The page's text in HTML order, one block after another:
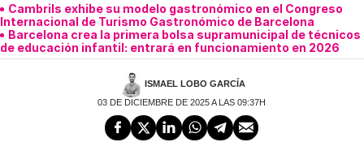
Cambrils exhibe su modelo gastronómico en el Congreso
Internacional de Turismo Gastronómico de Barcelona
Barcelona crea la primera bolsa supramunicipal de técnicos
de educación infantil: entrará en funcionamiento en 2026
ISMAEL LOBO GARCÍA
03 DE DICIEMBRE DE 2025 A LAS 09:37H